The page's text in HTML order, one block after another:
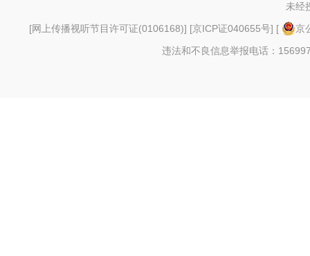
未经
[网上传播视听节目许可证(0106168)] [京ICP证040655号] [
京
违法和不良信息举报电话：